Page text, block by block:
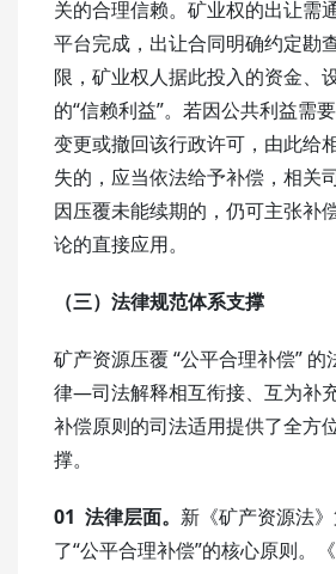
关的合理信赖。矿业权的出让需
平台完成，出让合同明确约定勘
限，矿业权人据此投入的资金、
的“信赖利益”。若因公共利益需
变更或撤回该行政许可，由此给
失的，应当依法给予补偿，相关
因压覆未能续期的，仍可主张补
论的直接应用。
（三）法律规范体系支撑
矿产资源压覆 “公平合理补偿”
律—司法解释相互衔接、互为补
补偿原则的司法适用提供了全方
撑。
01 法律层面。 新《矿产资源法
了“公平合理补偿”的核心原则。